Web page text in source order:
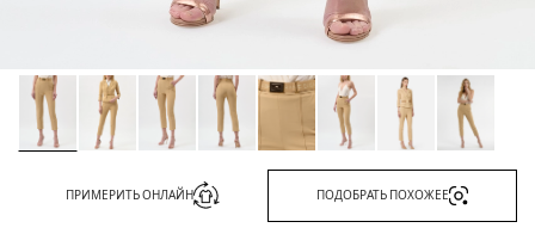
ПРИМЕРИТЬ ОНЛАЙН ПОДОБРАТЬ ПОХОЖЕЕ